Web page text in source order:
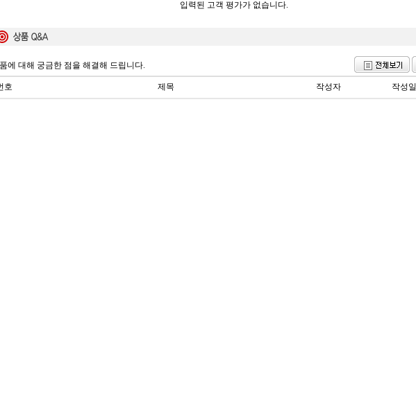
입력된 고객 평가가 없습니다.
에 대해 궁금한 점을 해결해 드립니다.
호 제목 작성자 작성일